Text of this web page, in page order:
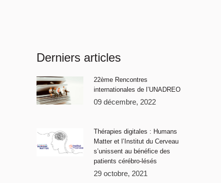
Derniers articles
22ème Rencontres
internationales de l’UNADREO
09 décembre, 2022
Thérapies digitales : Humans
Matter et l’Institut du Cerveau
s’unissent au bénéfice des
patients cérébro-lésés
29 octobre, 2021